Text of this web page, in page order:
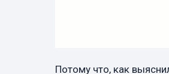
Потому что, как